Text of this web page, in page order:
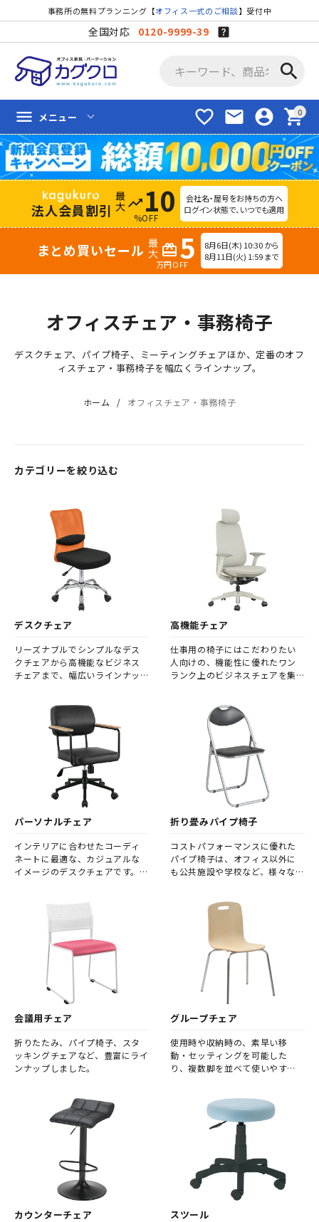
事務所の無料プランニング【オフィス一式のご相談】受付中
全国対応 0120-9999-39
search
favorite_border mail account_circle shopping_cart
menu メニュー
法人会員割引 trending_up 10
%OFF
会社名・屋号をお持ちの方へ
ログイン状態で、いつでも適用
まとめ買いセール redeem 5
万円OFF
8月6日(木) 10:30 から
8月11日(火) 1:59 まで
オフィスチェア・事務椅子
デスクチェア、パイプ椅子、ミーティングチェアほか、定番のオフ
ィスチェア・事務椅子を幅広くラインナップ。
ホーム オフィスチェア・事務椅子
カテゴリーを絞り込む
デスクチェア
リーズナブルでシンプルなデス
クチェアから高機能なビジネス
チェアまで、幅広いラインナッ
高機能チェア
仕事用の椅子にはこだわりたい
人向けの、機能性に優れたワン
ランク上のビジネスチェアを集
パーソナルチェア
インテリアに合わせたコーディ
ネートに最適な、カジュアルな
イメージのデスクチェアです。
折り畳みパイプ椅子
コストパフォーマンスに優れた
パイプ椅子は、オフィス以外に
も公共施設や学校など、様々なシ
う、最適化されたデザインと、
使い勝手の良さが特徴です。
会議用チェア
折りたたみ、パイプ椅子、スタ
ッキングチェアなど、豊富にライ
ンナップしました。
グループチェア
使用時や収納時の、素早い移
動・セッティングを可能した
り、複数脚を並べて使いやす
カウンターチェア スツール